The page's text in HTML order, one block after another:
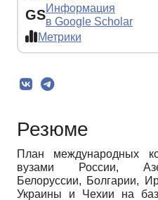
GSИнформация
в Google Scholar
Метрики
Резюме
План международных
вузами России,
Белоруссии, Болгарии,
Украины и Чехии на